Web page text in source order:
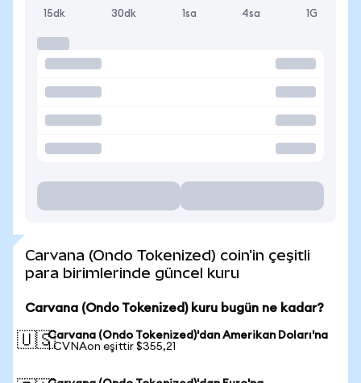
15dk 30dk 1sa 4sa 1G
Carvana (Ondo Tokenized) coin'in çeşitli
para birimlerinde güncel kuru
Carvana (Ondo Tokenized) kuru bugün ne kadar?
🇺🇸Carvana (Ondo Tokenized)'dan Amerikan Doları'na
1 CVNAon eşittir $355,21